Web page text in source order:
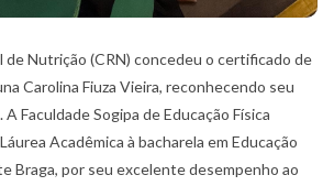
de Nutrição (CRN) concedeu o certificado de
Carolina Fiuza Vieira, reconhecendo seu
Faculdade Sogipa de Educação Física
Acadêmica à bacharela em Educação
Braga, por seu excelente desempenho ao